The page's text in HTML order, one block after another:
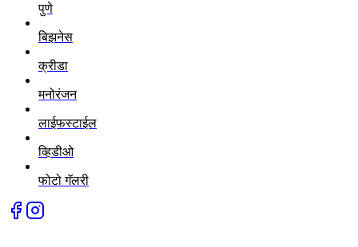
पुणे
बिझनेस
क्रीडा
मनोरंजन
लाईफस्टाईल
व्हिडीओ
फोटो गॅलरी